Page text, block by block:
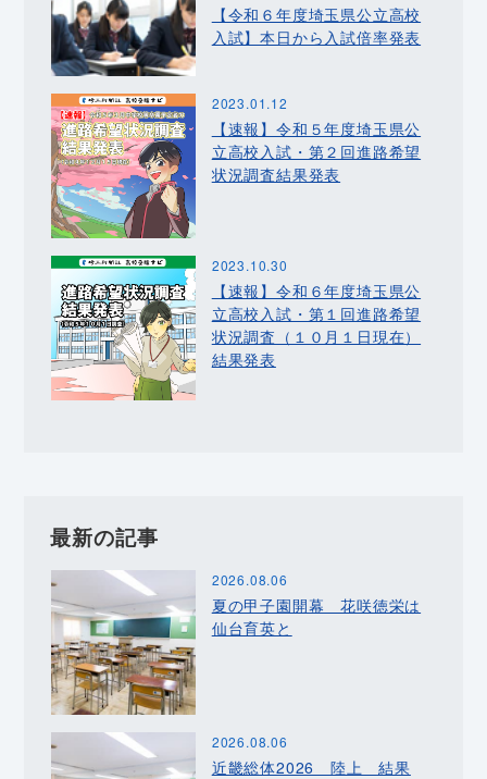
【令和６年度埼玉県公立高校
入試】本日から入試倍率発表
2023.01.12
【速報】令和５年度埼玉県公
立高校入試・第２回進路希望
状況調査結果発表
2023.10.30
【速報】令和６年度埼玉県公
立高校入試・第１回進路希望
状況調査（１０月１日現在）
結果発表
最新の記事
2026.08.06
夏の甲子園開幕 花咲徳栄は
仙台育英と
2026.08.06
近畿総体2026 陸上 結果